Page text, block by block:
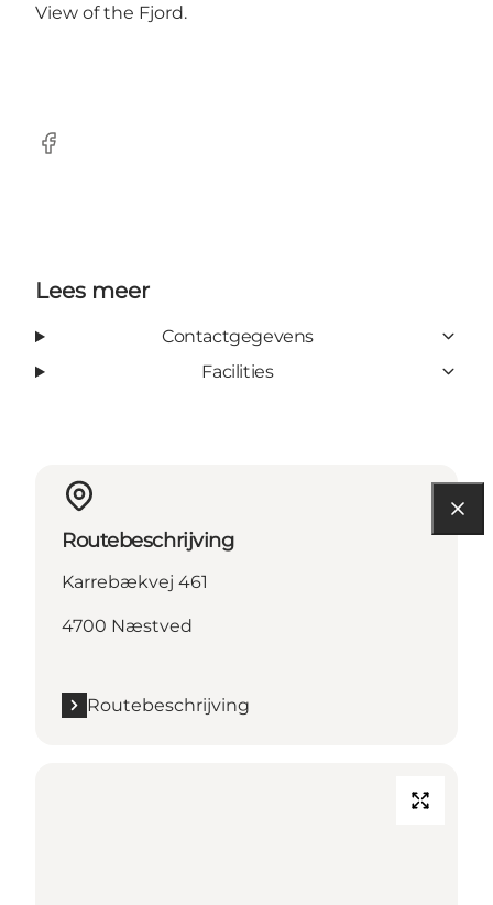
View of the Fjord.
Facebook
Lees meer
Contactgegevens
Facilities
Routebeschrijving
Karrebækvej 461
4700 Næstved
Routebeschrijving